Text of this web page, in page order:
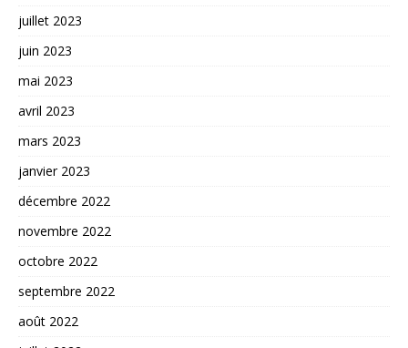
juillet 2023
juin 2023
mai 2023
avril 2023
mars 2023
janvier 2023
décembre 2022
novembre 2022
octobre 2022
septembre 2022
août 2022